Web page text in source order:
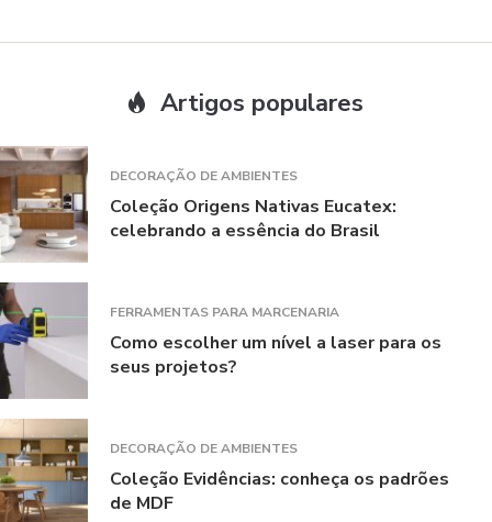
Artigos populares
DECORAÇÃO DE AMBIENTES
Coleção Origens Nativas Eucatex:
celebrando a essência do Brasil
FERRAMENTAS PARA MARCENARIA
Como escolher um nível a laser para os
seus projetos?
DECORAÇÃO DE AMBIENTES
Coleção Evidências: conheça os padrões
de MDF